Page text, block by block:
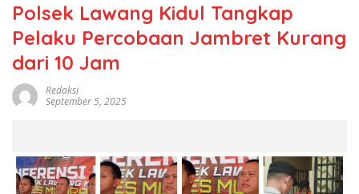
Polsek Lawang Kidul Tangkap
Pelaku Percobaan Jambret Kurang
dari 10 Jam
Redaksi
September 5, 2025